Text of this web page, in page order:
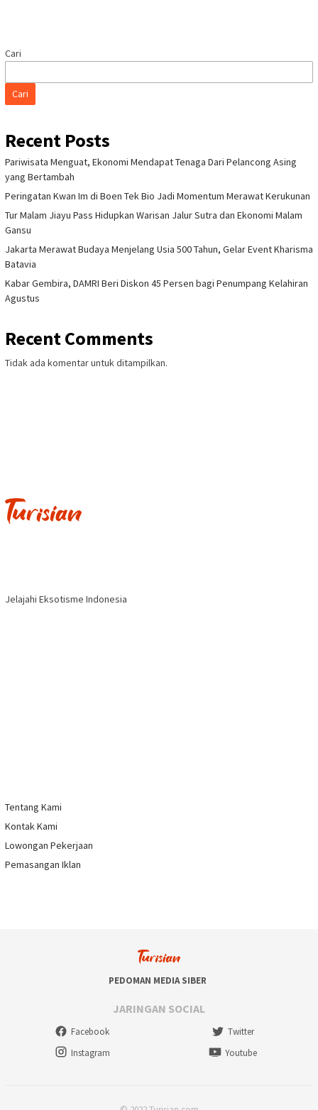
Cari
Cari
Recent Posts
Pariwisata Menguat, Ekonomi Mendapat Tenaga Dari Pelancong Asing
yang Bertambah
Peringatan Kwan Im di Boen Tek Bio Jadi Momentum Merawat Kerukunan
Tur Malam Jiayu Pass Hidupkan Warisan Jalur Sutra dan Ekonomi Malam
Gansu
Jakarta Merawat Budaya Menjelang Usia 500 Tahun, Gelar Event Kharisma
Batavia
Kabar Gembira, DAMRI Beri Diskon 45 Persen bagi Penumpang Kelahiran
Agustus
Recent Comments
Tidak ada komentar untuk ditampilkan.
Jelajahi Eksotisme Indonesia
Tentang Kami
Kontak Kami
Lowongan Pekerjaan
Pemasangan Iklan
PEDOMAN MEDIA SIBER
JARINGAN SOCIAL
Facebook
Twitter
Instagram
Youtube